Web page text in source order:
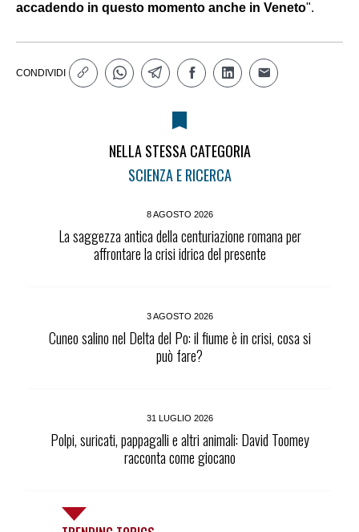
accadendo in questo momento anche in Veneto".
CONDIVIDI
NELLA STESSA CATEGORIA
SCIENZA E RICERCA
8 AGOSTO 2026
La saggezza antica della centuriazione romana per
affrontare la crisi idrica del presente
3 AGOSTO 2026
Cuneo salino nel Delta del Po: il fiume è in crisi, cosa si
può fare?
31 LUGLIO 2026
Polpi, suricati, pappagalli e altri animali: David Toomey
racconta come giocano